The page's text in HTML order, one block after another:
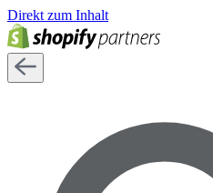
Direkt zum Inhalt